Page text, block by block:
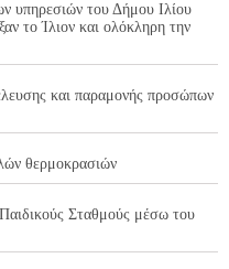
υπηρεσιών του Δήμου Ιλίου
το Ίλιον και ολόκληρη την
και παραμονής προσώπων
θερμοκρασιών
Σταθμούς μέσω του